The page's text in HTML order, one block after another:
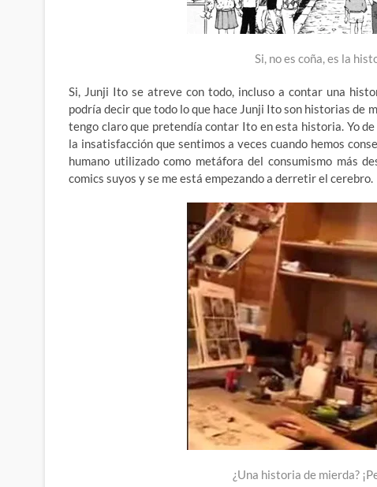
Si, no es coña, es la
Si, Junji Ito se atreve con todo, incluso a contar una
podría decir que todo lo que hace Junji Ito son historias de
tengo claro que pretendía contar Ito en esta historia. Yo
la insatisfacción que sentimos a veces cuando hemos
humano utilizado como metáfora del consumismo más
comics suyos y se me está empezando a derretir el cerebro.
¿Una historia de mierda?